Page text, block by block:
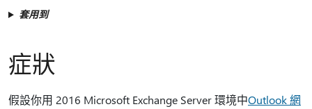
套用到
症狀
假設你用 2016 Microsoft Exchange Server 環境中Outlook 網